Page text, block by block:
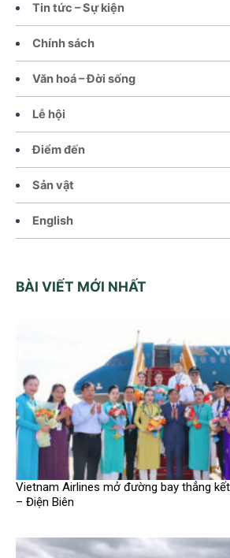
Tin tức – Sự kiện
Chính sách
Văn hoá – Đời sống
Lễ hội
Điểm đến
Sản vật
English
BÀI VIẾT MỚI NHẤT
Vietnam Airlines mở đường bay thẳng
– Điện Biên